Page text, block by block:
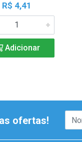
R$ 4,41
Adicionar
ofertas!